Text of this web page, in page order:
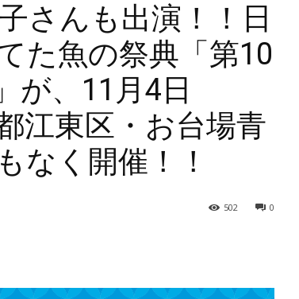
さんも出演！！日
た魚の祭典「第10
が、11月4日
江東区・お台場青
なく開催！！
0
502